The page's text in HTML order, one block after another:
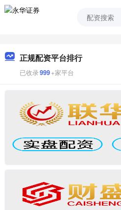
正规配资平台排行
已收录999+家平台